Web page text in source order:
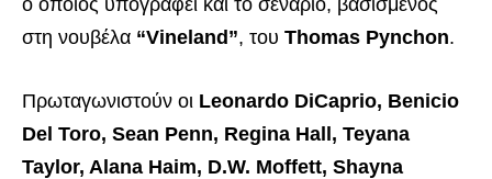
στη νουβέλα “Vineland”, του Thomas Pynchon.
Πρωταγωνιστούν οι Leonardo DiCaprio, Benicio
Del Toro, Sean Penn, Regina Hall, Teyana
Taylor, Alana Haim, D.W. Moffett, Shayna